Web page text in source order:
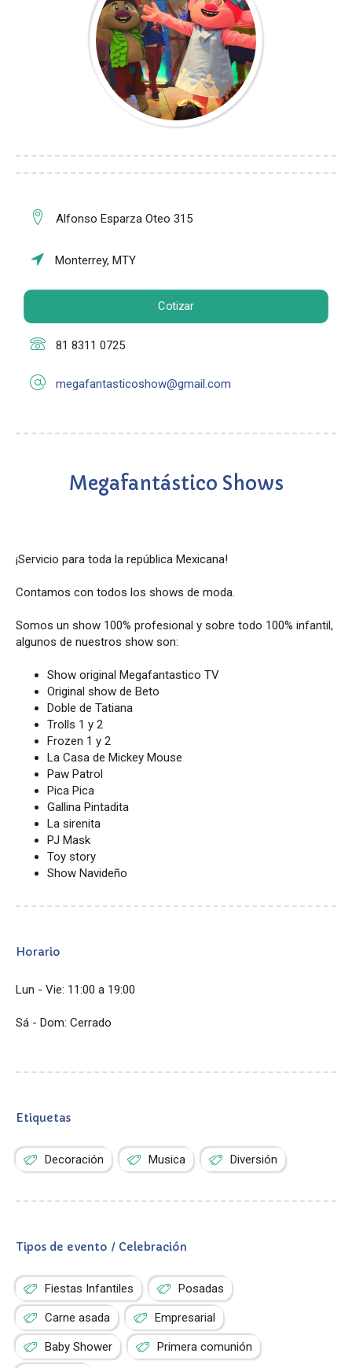
Alfonso Esparza Oteo 315
Monterrey, MTY
Cotizar
81 8311 0725
megafantasticoshow@gmail.com
Megafantástico Shows
¡Servicio para toda la república Mexicana!
Contamos con todos los shows de moda.
Somos un show 100% profesional y sobre todo 100% infantil,
algunos de nuestros show son:
Show original Megafantastico TV
Original show de Beto
Doble de Tatiana
Trolls 1 y 2
Frozen 1 y 2
La Casa de Mickey Mouse
Paw Patrol
Pica Pica
Gallina Pintadita
La sirenita
PJ Mask
Toy story
Show Navideño
Horario
Lun - Vie: 11:00 a 19:00
Sá - Dom: Cerrado
Etiquetas
Decoración Musica Diversión
Tipos de evento / Celebración
Fiestas Infantiles Posadas
Carne asada Empresarial
Baby Shower Primera comunión